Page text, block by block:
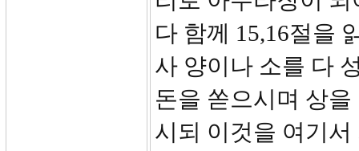
다 함께 15,16절을
사 양이나 소를 다
돈을 쏟으시며 상
시되 이것을 여기